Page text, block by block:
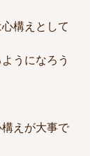
構えとして
うになろう
えが大事で